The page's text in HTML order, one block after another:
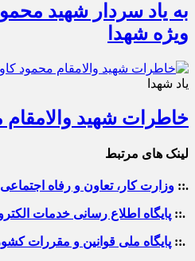
به یاد سردار شهید
ویژه شهدا
یاد شهدا
خاطرات شهید والامقام
لینک های مرتبط
.:: وزارت کار، تعاون و رفاه اجتماعی
.:: پایگاه اطلاع رسانی خدمات
.:: پایگاه ملی قوانین و مقررات